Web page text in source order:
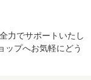
力でサポートいたし
ップへお気軽にどう